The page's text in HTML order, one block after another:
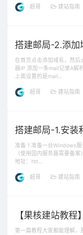
超哥
建站指南
搭建邮局-2.添加
在首页点击添加域名，然
器IP 添加一条mail记录A解
上面设置的是mail…
超哥 建站指南
搭建邮局-1.安装
准备 1.准备一台Windows
（使用国内服务器需要备
地址：htt…
超哥 建站指南
【果核建站教
第一篇教程大家都能理解